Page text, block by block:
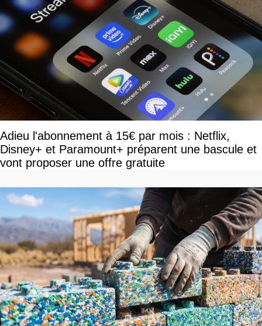
Adieu l'abonnement à 15€ par mois : Netflix,
Disney+ et Paramount+ préparent une bascule et
vont proposer une offre gratuite